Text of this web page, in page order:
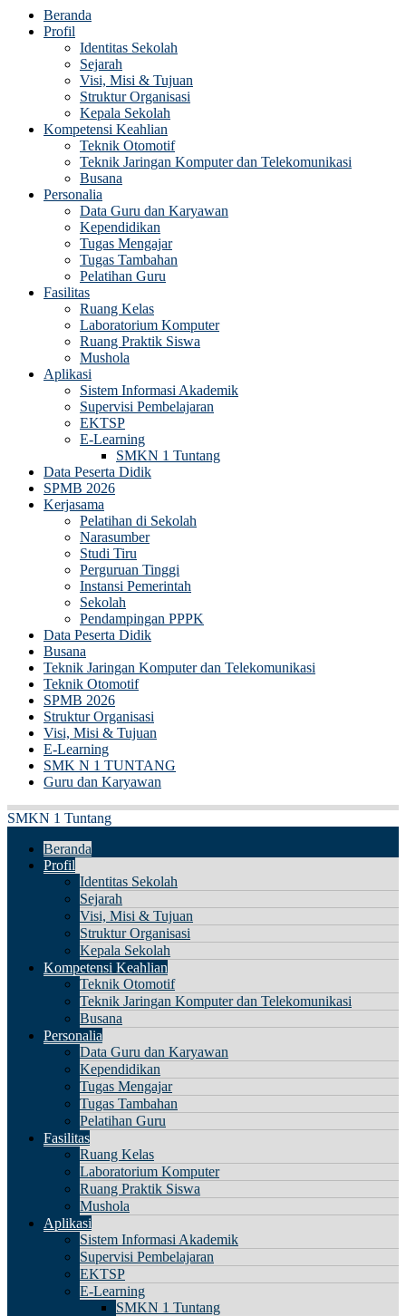
Beranda
Profil
Identitas Sekolah
Sejarah
Visi, Misi & Tujuan
Struktur Organisasi
Kepala Sekolah
Kompetensi Keahlian
Teknik Otomotif
Teknik Jaringan Komputer dan Telekomunikasi
Busana
Personalia
Data Guru dan Karyawan
Kependidikan
Tugas Mengajar
Tugas Tambahan
Pelatihan Guru
Fasilitas
Ruang Kelas
Laboratorium Komputer
Ruang Praktik Siswa
Mushola
Aplikasi
Sistem Informasi Akademik
Supervisi Pembelajaran
EKTSP
E-Learning
SMKN 1 Tuntang
Data Peserta Didik
SPMB 2026
Kerjasama
Pelatihan di Sekolah
Narasumber
Studi Tiru
Perguruan Tinggi
Instansi Pemerintah
Sekolah
Pendampingan PPPK
Data Peserta Didik
Busana
Teknik Jaringan Komputer dan Telekomunikasi
Teknik Otomotif
SPMB 2026
Struktur Organisasi
Visi, Misi & Tujuan
E-Learning
SMK N 1 TUNTANG
Guru dan Karyawan
SMKN 1 Tuntang
Beranda
Profil
Identitas Sekolah
Sejarah
Visi, Misi & Tujuan
Struktur Organisasi
Kepala Sekolah
Kompetensi Keahlian
Teknik Otomotif
Teknik Jaringan Komputer dan Telekomunikasi
Busana
Personalia
Data Guru dan Karyawan
Kependidikan
Tugas Mengajar
Tugas Tambahan
Pelatihan Guru
Fasilitas
Ruang Kelas
Laboratorium Komputer
Ruang Praktik Siswa
Mushola
Aplikasi
Sistem Informasi Akademik
Supervisi Pembelajaran
EKTSP
E-Learning
SMKN 1 Tuntang